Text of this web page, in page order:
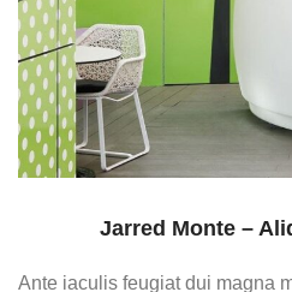
Jarred Monte –
Ante iaculis feugiat dui magna